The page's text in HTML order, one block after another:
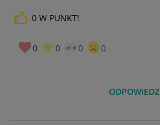
_____________
0 W PUNKT!
0 0 0 0
ODPOWIEDZ